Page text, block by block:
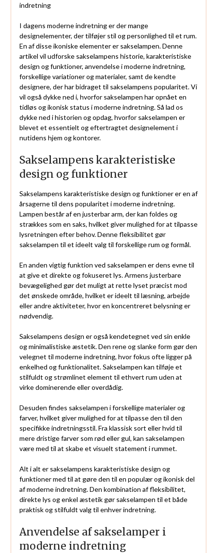
indretning
I dagens moderne indretning er der mange
designelementer, der tilføjer stil og personlighed til et rum.
En af disse ikoniske elementer er sakselampen. Denne
artikel vil udforske sakselampens historie, karakteristiske
design og funktioner, anvendelse i moderne indretning,
forskellige variationer og materialer, samt de kendte
designere, der har bidraget til sakselampens popularitet. Vi
vil også dykke ned i, hvorfor sakselampen har opnået en
tidløs og ikonisk status i moderne indretning. Så lad os
dykke ned i historien og opdag, hvorfor sakselampen er
blevet et essentielt og eftertragtet designelement i
nutidens hjem og kontorer.
Sakselampens karakteristiske
design og funktioner
Sakselampens karakteristiske design og funktioner er en af
årsagerne til dens popularitet i moderne indretning.
Lampen består af en justerbar arm, der kan foldes og
strækkes som en saks, hvilket giver mulighed for at tilpasse
lysretningen efter behov. Denne fleksibilitet gør
sakselampen til et ideelt valg til forskellige rum og formål.
En anden vigtig funktion ved sakselampen er dens evne til
at give et direkte og fokuseret lys. Armens justerbare
bevægelighed gør det muligt at rette lyset præcist mod
det ønskede område, hvilket er ideelt til læsning, arbejde
eller andre aktiviteter, hvor en koncentreret belysning er
nødvendig.
Sakselampens design er også kendetegnet ved sin enkle
og minimalistiske æstetik. Den rene og slanke form gør den
velegnet til moderne indretning, hvor fokus ofte ligger på
enkelhed og funktionalitet. Sakselampen kan tilføje et
stilfuldt og strømlinet element til ethvert rum uden at
virke dominerende eller overdådig.
Desuden findes sakselampen i forskellige materialer og
farver, hvilket giver mulighed for at tilpasse den til den
specifikke indretningsstil. Fra klassisk sort eller hvid til
mere dristige farver som rød eller gul, kan sakselampen
være med til at skabe et visuelt statement i rummet.
Alt i alt er sakselampens karakteristiske design og
funktioner med til at gøre den til en populær og ikonisk del
af moderne indretning. Den kombination af fleksibilitet,
direkte lys og enkel æstetik gør sakselampen til et både
praktisk og stilfuldt valg til enhver indretning.
Anvendelse af sakselamper i
moderne indretning